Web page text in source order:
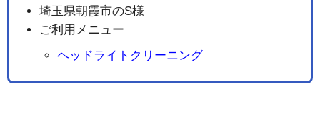
埼玉県朝霞市のS様
ご利用メニュー
ヘッドライトクリーニング